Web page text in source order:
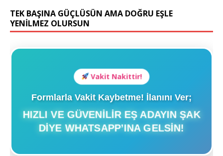
TEK BAŞINA GÜÇLÜSÜN AMA DOĞRU EŞLE
YENİLMEZ OLURSUN
Vakit Nakittir!
Formlarla Vakit Kaybetme! İlanını Ver;
HIZLI VE GÜVENILIR EŞ ADAYIN ŞAK
DIYE WHATSAPP’INA GELSIN!